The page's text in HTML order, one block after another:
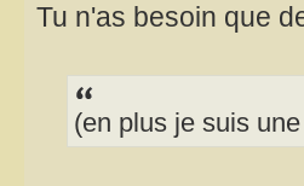
Tu n'as besoin que
(en plus je suis